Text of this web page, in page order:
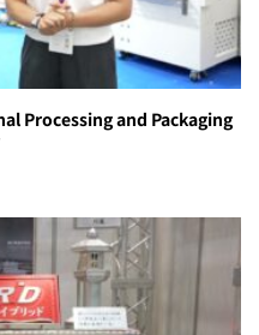
Processing and Packaging